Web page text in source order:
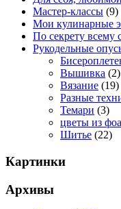
Мастер-классы (9)
Мои кулинарные
По секрету всему
Рукодельные
Вышивка (2)
Вязание (19)
Разные
Темари (3)
цветы из
Шитье (22)
Картинки
Архивы